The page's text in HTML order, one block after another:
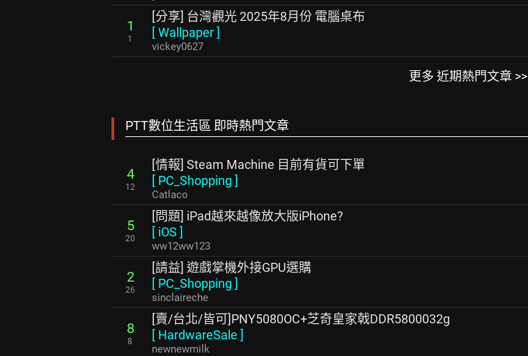
1
1
[分享] 台灣觀光 2025年8月份 電腦桌布
[Wallpaper]
vickey0627
更多 近期熱門文章 >>
PTT數位生活區 即時熱門文章
4
12
[情報] Steam Machine 目前有貨可下單
[ PC_Shopping ]
Catlaco
5
20
[問題] iPad越來越像放大版iPhone?
[ iOS ]
ww12ww123
2
26
[請益] 遊戲掌機外接GPU選購
[ PC_Shopping ]
sinclaireche
8
8
[賣/台北/皆可]PNY5080OC+芝奇皇家戟DDR5800032g
[ HardwareSale ]
newnewmilk